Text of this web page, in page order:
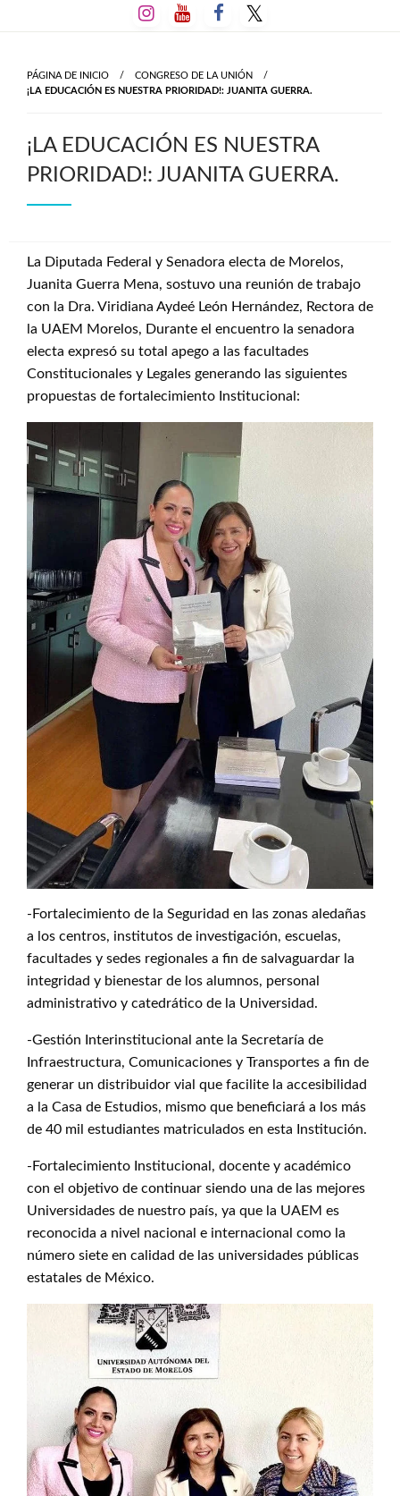
al
PÁGINA DE INICIO
CONGRESO DE LA UNIÓN
¡LA EDUCACIÓN ES NUESTRA PRIORIDAD!: JUANITA GUERRA.
¡LA EDUCACIÓN ES NUESTRA
PRIORIDAD!: JUANITA GUERRA.
La Diputada Federal y Senadora electa de Morelos,
Juanita Guerra Mena, sostuvo una reunión de trabajo
con la Dra. Viridiana Aydeé León Hernández, Rectora de
la UAEM Morelos, Durante el encuentro la senadora
electa expresó su total apego a las facultades
Constitucionales y Legales generando las siguientes
propuestas de fortalecimiento Institucional:
-Fortalecimiento de la Seguridad en las zonas aledañas
a los centros, institutos de investigación, escuelas,
facultades y sedes regionales a fin de salvaguardar la
integridad y bienestar de los alumnos, personal
administrativo y catedrático de la Universidad.
-Gestión Interinstitucional ante la Secretaría de
Infraestructura, Comunicaciones y Transportes a fin de
generar un distribuidor vial que facilite la accesibilidad
a la Casa de Estudios, mismo que beneficiará a los más
de 40 mil estudiantes matriculados en esta Institución.
-Fortalecimiento Institucional, docente y académico
con el objetivo de continuar siendo una de las mejores
Universidades de nuestro país, ya que la UAEM es
reconocida a nivel nacional e internacional como la
número siete en calidad de las universidades públicas
estatales de México.